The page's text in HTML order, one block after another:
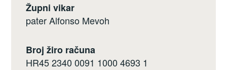
Župni vikar
pater Alfonso Mevoh
Broj žiro računa
HR45 2340 0091 1000 4693 1